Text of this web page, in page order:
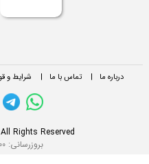
درباره ما | تماس با ما | شرایط و
Rights Reserved
بروزرسانی: